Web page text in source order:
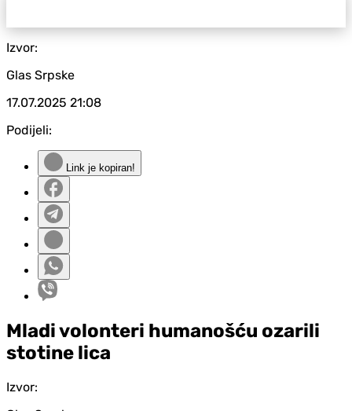
Izvor:
Glas Srpske
17.07.2025 21:08
Podijeli:
Link je kopiran!
Mladi volonteri humanošću ozarili
stotine lica
Izvor: